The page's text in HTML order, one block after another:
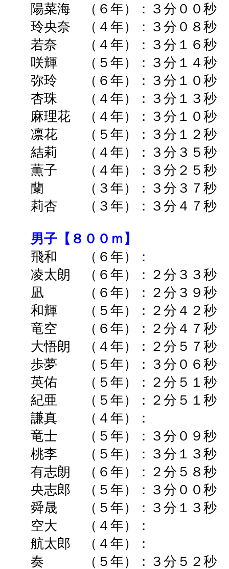
陽菜海 （６年）：３分００
玲央奈 （４年）：３分０８
若奈 （４年）：３分１６
咲輝 （５年）：
３分１４秒
弥玲 （６年）：３分１０
杏珠 （４年）：３分１３
麻理花 （４年）：３分１０
凛花 （５年）：３分１２
結莉 （４年）：３分３５
薫子 （４年）：３分２５
蘭 （３年）：３分３７秒
莉杏 （３年）：３ 分４７秒
男子【８００ｍ】
飛和 （６年）
凌太朗 （６年）：２分３３
凪 （６年）：２分３９秒
和輝 （５年）：２分４２
竜空 （６年）：２分４７
大悟朗 （４年）：２分５７
歩夢 （５年）：３分０６
英佑 （５年）：２分５１
紀亜 （５年）：２分５１
謙真 （４年）： ➡
竜士 （５年）：３分０９
桃李 （５年）：３分１３
有志朗 （６年）：２分５８
央志郎 （５年）：３分００
舜晟 （５年）：３分１３秒
空大 （４年）： ➡
航太郎 （４年）： ➡
奏 （５年）：３分５２秒